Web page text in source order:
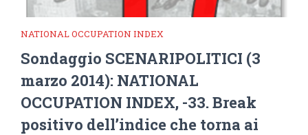
NATIONAL OCCUPATION INDEX
Sondaggio SCENARIPOLITICI (3
marzo 2014): NATIONAL
OCCUPATION INDEX, -33. Break
positivo dell’indice che torna ai